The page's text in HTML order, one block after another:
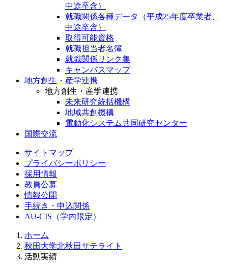
中途卒含）
就職関係各種データ（平成25年度卒業者、
中途卒含）
取得可能資格
就職担当者名簿
就職関係リンク集
キャンパスマップ
地方創生・産学連携
地方創生・産学連携
未来研究統括機構
地域共創機構
電動化システム共同研究センター
国際交流
サイトマップ
プライバシーポリシー
採用情報
教員公募
情報公開
手続き・申込関係
AU-CIS（学内限定）
ホーム
秋田大学北秋田サテライト
活動実績